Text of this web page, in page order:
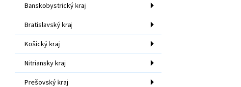
Banskobystrický kraj
Bratislavský kraj
Košický kraj
Nitriansky kraj
Prešovský kraj